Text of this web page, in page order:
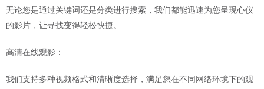
无论您是通过关键词还是分类进行搜索，我们都能迅速为您呈现心仪
的影片，让寻找变得轻松快捷。
高清在线观影：
我们支持多种视频格式和清晰度选择，满足您在不同网络环境下的观